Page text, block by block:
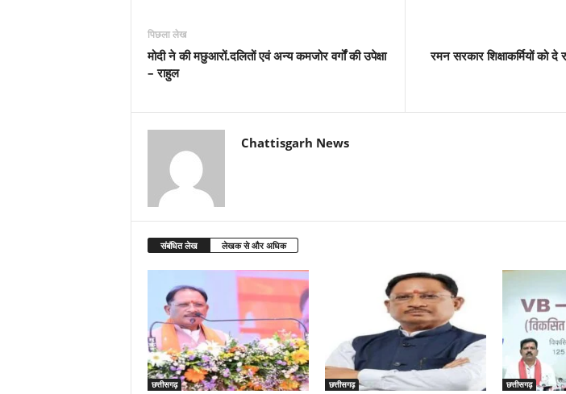
पिछला लेख
मोदी ने की मछुआरों.दलितों एवं अन्य कमजोर वर्गों की उपेक्षा
– राहुल
रमन सरकार शिक्षाकर्मियों को
Chattisgarh News
संबंधित लेख लेखक से और अधिक
छत्तीसगढ़ छत्तीसगढ़ छत्तीसगढ़